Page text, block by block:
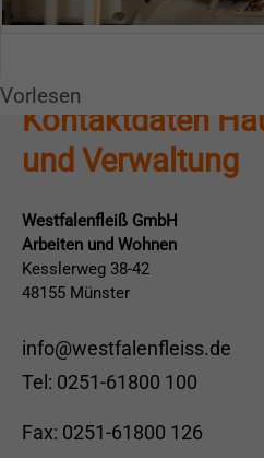
Vorlesen
BIC: WELADED1MST
Kontaktdaten
und Verwaltung
Westfalenfleiß GmbH
Arbeiten und Wohnen
Kesslerweg 38-42
48155 Münster
info@westfalenfleiss.de
Tel: 0251-61800 100
Fax: 0251-61800 126